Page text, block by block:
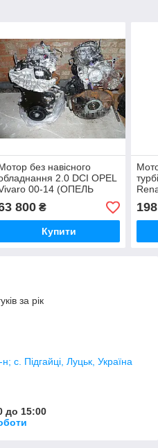
без навісного
2.0 DCI OPEL
00-14 (ОПЕЛЬ
ВІВАРО) F4R820 M9R780
M9R786
800₴
Купити
за рік
с. Підгайці, Луцьк, Україна
до 15:00